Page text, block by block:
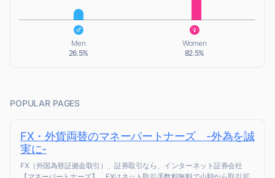
Men
26.5%
Women
82.5%
POPULAR PAGES
FX・外貨両替のマネーパートナーズ -外為を誠
実に-
FX（外国為替証拠金取引）、証券取引なら、インターネット証券会社